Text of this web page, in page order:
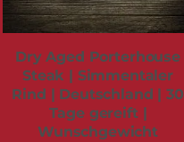
Dry Aged Porterhouse
Steak | Simmentaler
Rind | Deutschland | 30
Tage gereift |
Wunschgewicht